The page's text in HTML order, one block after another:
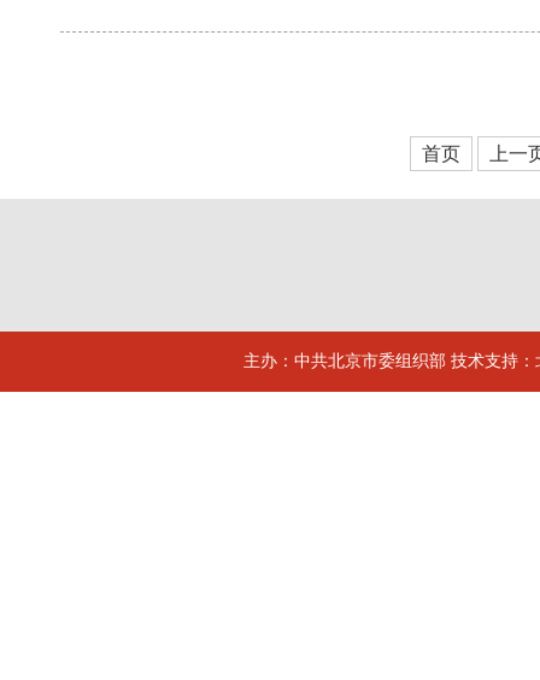
首页 上一
主办：中共北京市委组织部 技术支持